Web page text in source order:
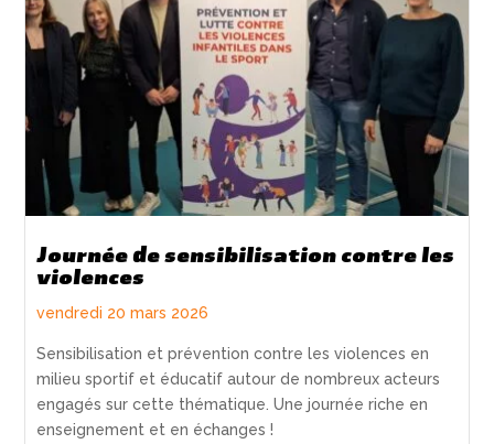
Journée de sensibilisation contre les
violences
vendredi 20 mars 2026
Sensibilisation et prévention contre les violences en
milieu sportif et éducatif autour de nombreux acteurs
engagés sur cette thématique. Une journée riche en
enseignement et en échanges !